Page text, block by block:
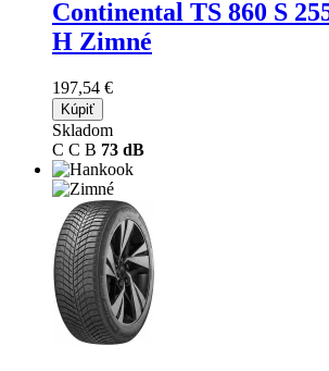
Continental TS 860 S
H Zimné
197,54 €
Kúpiť
Skladom
C C B 73 dB